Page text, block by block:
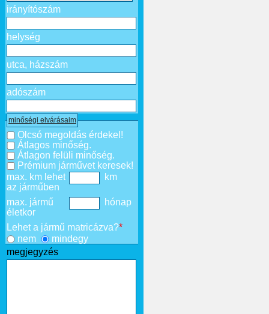
irányítószám
helység
utca, házszám
adószám
minőségi elvárásaim
Olcsó megoldás érdekel!
Átlagos minőség.
Átlagon felüli minőség.
Prémium járművet keresek!
max. km lehet
az járműben
km
max. jármű
életkor
hónap
Lehet a jármű matricázva?*
nem
mindegy
megjegyzés